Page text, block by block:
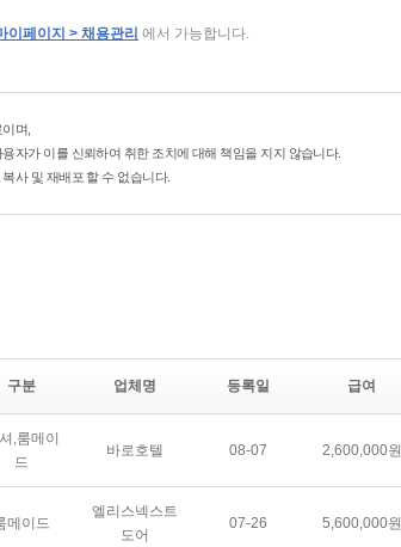
이페이지 > 채용관리 에서 가능합니다.
며,
자가 이를 신뢰하여 취한 조치에 대해 책임을 지지 않습니다.
사 및 재배포 할 수 없습니다.
구분 업체명 등록일 급여
,룸메이
드
바로호텔 08-07 2,600,000원
메이드
엘리스넥스트
도어
07-26 5,600,000원